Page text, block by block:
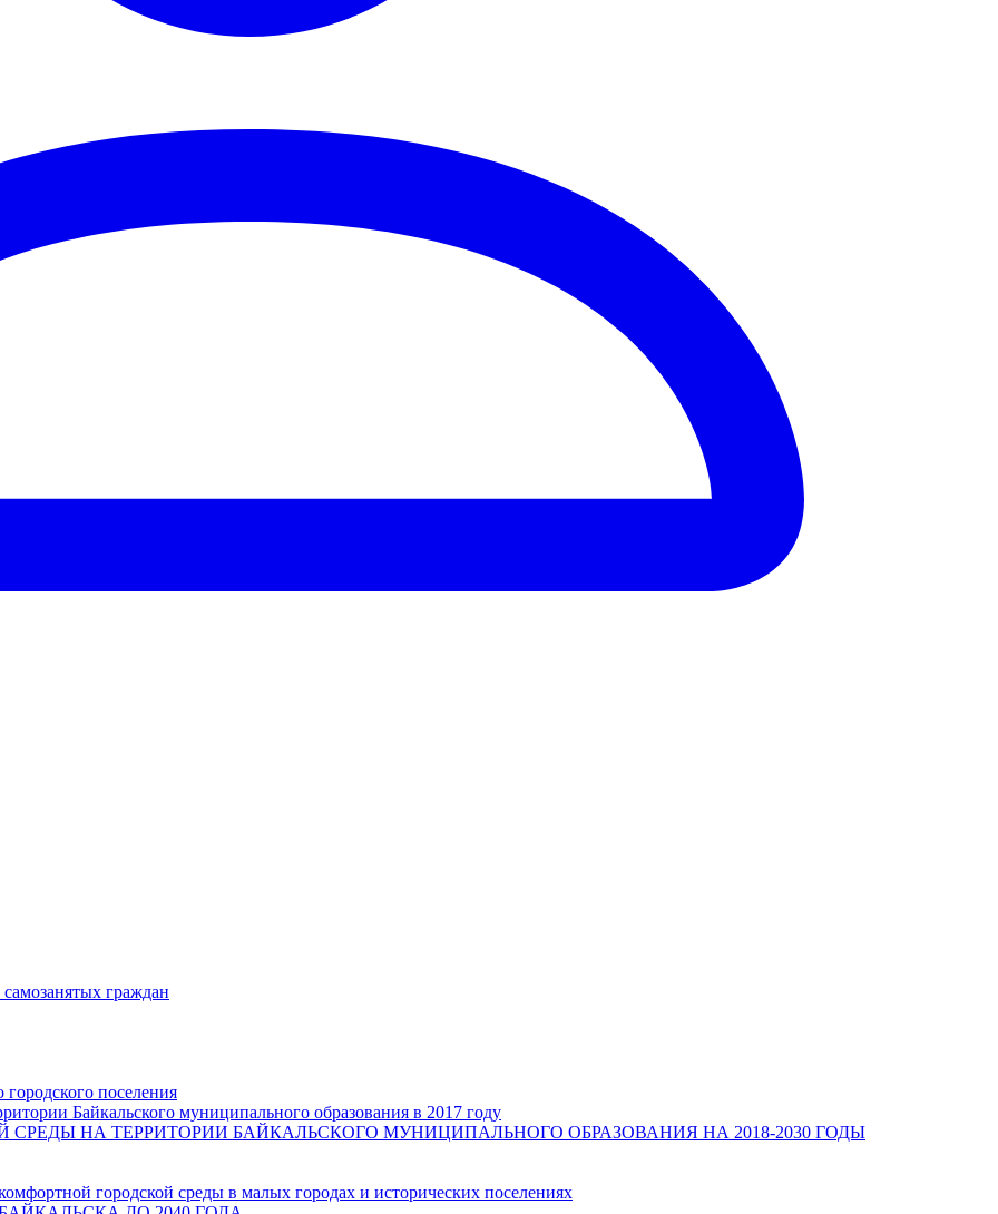
граждан
поселения
Байкальского муниципального образования в 2017 году
НА ТЕРРИТОРИИ БАЙКАЛЬСКОГО МУНИЦИПАЛЬНОГО ОБРАЗОВАНИЯ НА 2018-2030 ГОДЫ
городской среды в малых городах и исторических поселениях